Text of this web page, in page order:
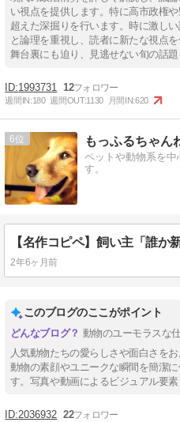
い視点を提供します。特に高市政権
超えた深掘りを行います。時に激し
と論理を重視し、読者に新たな視点
舞台裏にも迫り、見逃せない旬の話題
1993731 12
週間IN:180 週間OUT:1130 月間IN:620
6 もっふるちゃん
ペットや動物系を中
す。
2年6ヶ月前
このブログのここがポイント
動物のユーモラスな
人気動物たちの愛らしさや面白さを
動物の素顔やユニークな瞬間を簡潔
す。写真や動画によるビジュアル要素
2036932 22